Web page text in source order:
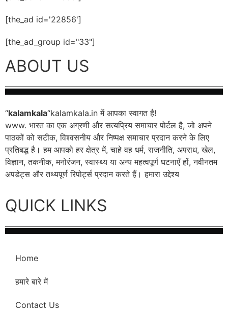
[the_ad id='22856']
[the_ad_group id="33"]
ABOUT US
“kalamkala“kalamkala.in में आपका स्वागत है!
www. भारत का एक अग्रणी और सत्यप्रिय समाचार पोर्टल है, जो अपने
पाठकों को सटीक, विश्वसनीय और निष्पक्ष समाचार प्रदान करने के लिए
प्रतिबद्ध है। हम आपको हर क्षेत्र में, चाहे वह धर्म, राजनीति, अपराध, खेल,
विज्ञान, तकनीक, मनोरंजन, स्वास्थ्य या अन्य महत्वपूर्ण घटनाएँ हों, नवीनतम
अपडेट्स और तथ्यपूर्ण रिपोर्ट्स प्रदान करते हैं। हमारा उद्देश्य
QUICK LINKS
Home
हमारे बारे में
Contact Us